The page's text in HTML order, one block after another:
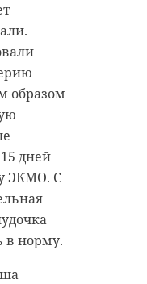
образом
дней
ЭКМО. С
в норму.
по